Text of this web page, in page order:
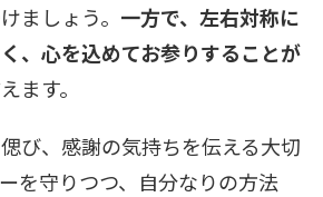
ましょう。 一方で、左右対称に
、心を込めてお参りすることが
ます。
び、感謝の気持ちを伝える大切
を守りつつ、自分なりの方法